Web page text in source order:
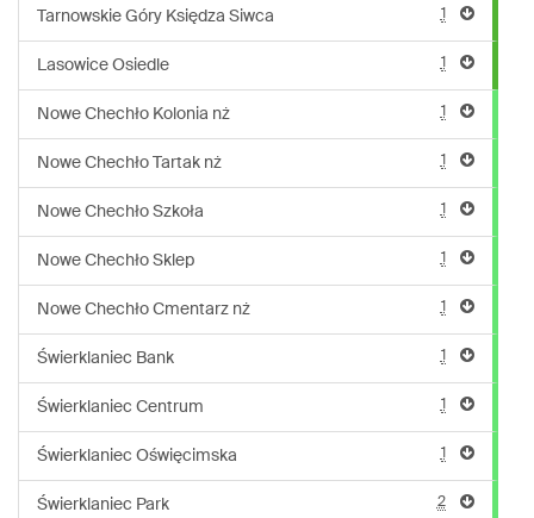
Tarnowskie Góry Księdza Siwca 1
Lasowice Osiedle 1
Nowe Chechło Kolonia nż 1
Nowe Chechło Tartak nż 1
Nowe Chechło Szkoła 1
Nowe Chechło Sklep 1
Nowe Chechło Cmentarz nż 1
Świerklaniec Bank 1
Świerklaniec Centrum 1
Świerklaniec Oświęcimska 1
Świerklaniec Park 2